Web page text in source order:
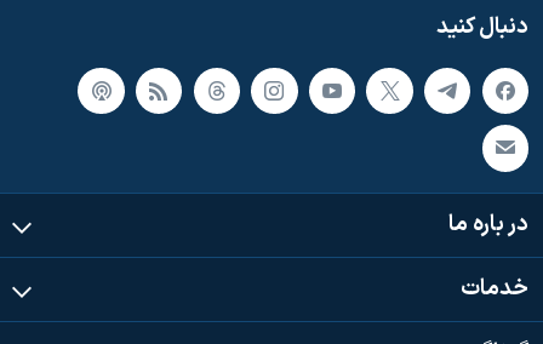
دنبال کنید
در باره ما
خدمات